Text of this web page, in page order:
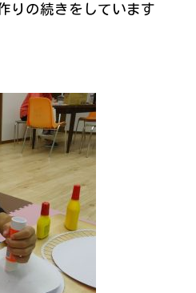
りの続きをしています